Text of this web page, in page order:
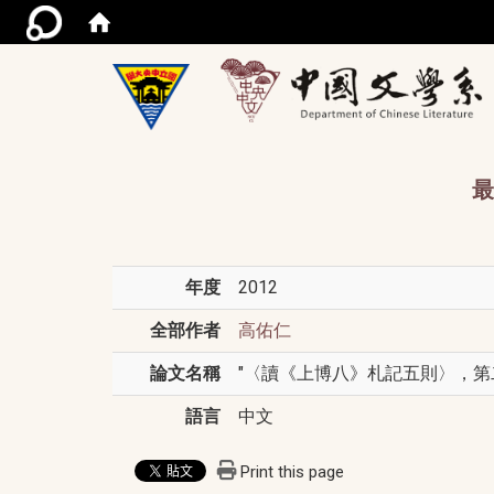
年度 2012
全部作者 高佑仁
論文名稱 "〈讀《上博八》札記五則〉，
語言 中文
Print this page